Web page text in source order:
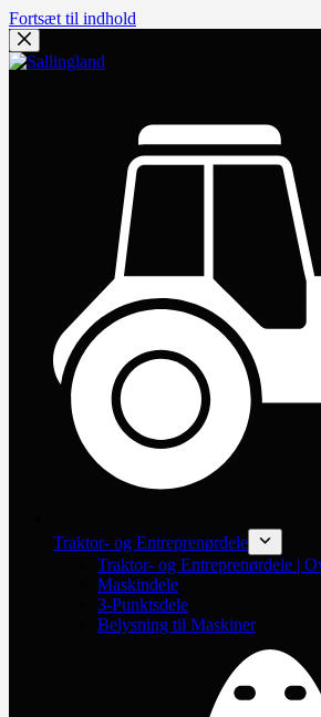
Fortsæt til indhold
Traktor- og Entreprenørdele
Traktor- og Entreprenørdele |
Maskindele
3-Punktsdele
Belysning til Maskiner